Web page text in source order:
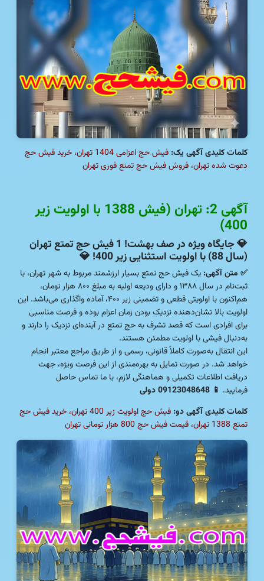
کلمات کلیدی آگهی یک:
فیش حج اعزامی 1404 تهران، خرید فیش حج
دعوت شده تهران، فروش فیش حج تمتع فوری تهران
آگهی 2: تهران (فیش 1388 با اولویت زیر
400)
💎 جایگاه ویژه در صف بهشت! 1 فیش حج تمتع تهران
(سال 88) با اولویت استثنایی زیر 400! 💎
✅ متن آگهی: یک فیش حج تمتع بسیار ارزشمند مربوط به شهر تهران، با
ثبت‌نام در سال ۱۳۸۸ و دارای ودیعه اولیه به مبلغ ۸۰۰ هزار تومان،
هم‌اکنون با اولویتی قطعی و تضمینی زیر ۴۰۰، آماده واگذاری می‌باشد. این
اولویت بالا نشان‌دهنده نزدیک بودن زمان اعزام بوده و فرصت مناسبی
برای افرادی است که قصد تشرف به حج تمتع در آینده‌ای نزدیک را دارند و
به‌دنبال فیشی با اولویت مطمئن هستند.
این انتقال به‌صورت کاملاً قانونی، رسمی و از طریق مراجع معتبر انجام
خواهد شد. در صورت تمایل به بهره‌مندی از این فرصت ویژه، جهت
دریافت اطلاعات تکمیلی و هماهنگی لازم، با ما تماس حاصل
فرمایید. 📱 09123048648 دولی
کلمات کلیدی آگهی دو:
فیش حج اولویت زیر 400 تهران، خرید فیش حج
تمتع 1388 تهران، قیمت فیش حج 800 هزار تومانی تهران